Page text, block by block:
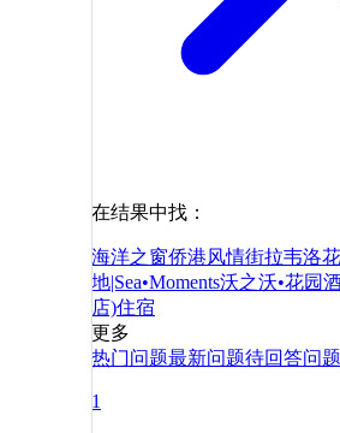
在结果中找：
海洋之窗侨港风情街拉韦洛
地|Sea•Moments沃之沃•花
店)住宿
更多
热门问题最新问题待回答问题
1